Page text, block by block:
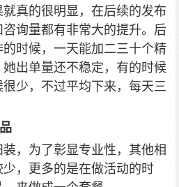
真的很明显，在后续的发布
询量都有非常大的提升。后
时候，一天能加二三十个精
出单量还不稳定，有的时候
少，不过平均下来，每天三
，为了彰显专业性，其他相
，更多的是在做活动的时